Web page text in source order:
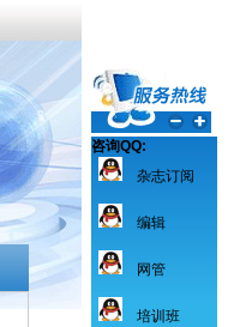
咨询QQ:
杂志订阅
编辑
网管
培训班